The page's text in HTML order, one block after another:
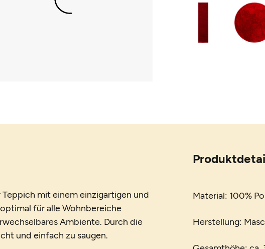
mit einem einzigartigen und
für alle Wohnbereiche
Ambiente. Durch die
und einfach zu saugen.
Material: 100%
Herstellung: